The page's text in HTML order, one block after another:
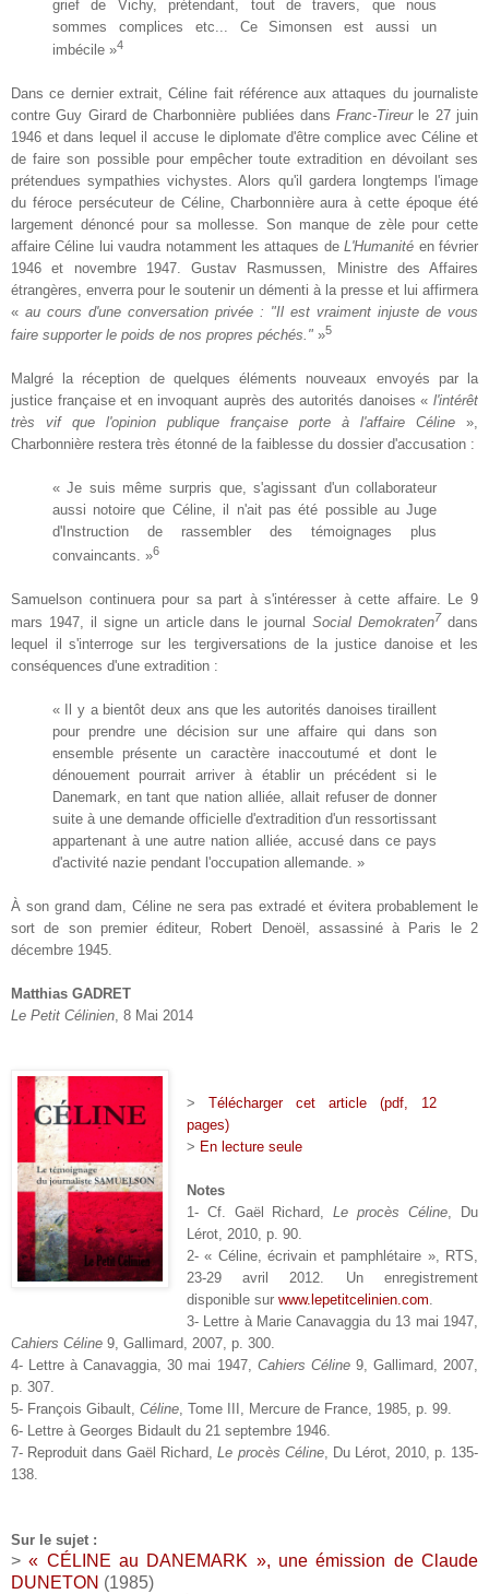
grief de Vichy, prétendant, tout de travers, que nous
sommes complices etc... Ce Simonsen est aussi un
imbécile »4
Dans ce dernier extrait, Céline fait référence aux attaques du journaliste
contre Guy Girard de Charbonnière publiées dansFranc-Tireurle 27 juin
1946 et dans lequel il accuse le diplomate d'être complice avec Céline et
de faire son possible pour empêcher toute extradition en dévoilant ses
prétendues sympathies vichystes. Alors qu'il gardera longtemps l'image
du féroce persécuteur de Céline, Charbonnière aura à cette époque été
largement dénoncé pour sa mollesse. Son manque de zèle pour cette
affaire Céline lui vaudra notamment les attaques deL'Humanité en février
1946 et novembre 1947. Gustav Rasmussen, Ministre des Affaires
étrangères, enverra pour le soutenir un démenti à la presse et lui affirmera
« au cours d'une conversation privée : "Il est vraiment injuste de vous
faire supporter le poids de nos propres péchés." »5
Malgré la réception de quelques éléments nouveaux envoyés par la
justice française et en invoquant auprès des autorités danoises « l'intérêt
très vif que l'opinion publique française porte à l'affaire Céline »,
Charbonnière restera très étonné de la faiblesse du dossier d'accusation :
« Je suis même surpris que, s'agissant d'un collaborateur
aussi notoire que Céline, il n'ait pas été possible au Juge
d'Instruction de rassembler des témoignages plus
convaincants. »6
Samuelson continuera pour sa part à s'intéresser à cette affaire. Le 9
mars 1947, il signe un article dans le journalSocial Demokraten7 dans
lequel il s'interroge sur les tergiversations de la justice danoise et les
conséquences d'une extradition :
« Il y a bientôt deux ans que les autorités danoises tiraillent
pour prendre une décision sur une affaire qui dans son
ensemble présente un caractère inaccoutumé et dont le
dénouement pourrait arriver à établir un précédent si le
Danemark, en tant que nation alliée, allait refuser de donner
suite à une demande officielle d'extradition d'un ressortissant
appartenant à une autre nation alliée, accusé dans ce pays
d'activité nazie pendant l'occupation allemande. »
À son grand dam, Céline ne sera pas extradé et évitera probablement le
sort de son premier éditeur, Robert Denoël, assassiné à Paris le 2
décembre 1945.
Matthias GADRET
Le Petit Célinien, 8 Mai 2014
> Télécharger cet article (pdf, 12
pages)
> En lecture seule
Notes
1- Cf. Gaël Richard,Le procès Céline, Du
Lérot, 2010, p. 90.
2- « Céline, écrivain et pamphlétaire », RTS,
23-29 avril 2012. Un enregistrement
disponible sur www.lepetitcelinien.com.
3- Lettre à Marie Canavaggia du 13 mai 1947,
Cahiers Céline 9, Gallimard, 2007, p. 300.
4- Lettre à Canavaggia, 30 mai 1947, Cahiers Céline9, Gallimard, 2007,
p. 307.
5- François Gibault, Céline, Tome III, Mercure de France, 1985, p. 99.
6- Lettre à Georges Bidault du 21 septembre 1946.
7- Reproduit dans Gaël Richard,Le procès Céline, Du Lérot, 2010, p. 135-
138.
Sur le sujet :
>« CÉLINE au DANEMARK », une émission de Claude
DUNETON (1985)